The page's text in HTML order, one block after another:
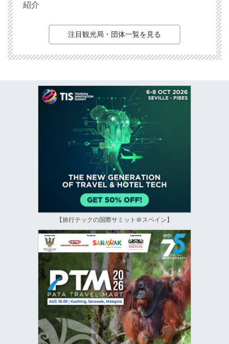
紹介
注目観光局・団体一覧を見る
【旅行テックの国際サミット＠スペイン】